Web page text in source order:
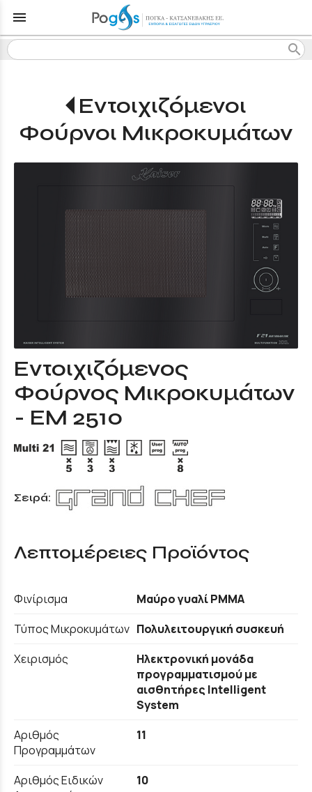
menu
search
Εντοιχιζόμενοι
Φούρνοι Μικροκυμάτων
Εντοιχιζόμενος
Φούρνος Μικροκυμάτων
- EM 2510
Σειρά:
Λεπτομέρειες Προϊόντος
Φινίρισμα
Μαύρο γυαλί PMMA
Τύπος Μικροκυμάτων Πολυλειτουργική συσκευή
Χειρισμός
Ηλεκτρονική μονάδα
προγραμματισμού με
αισθητήρες Intelligent
System
Αριθμός
Προγραμμάτων
11
Αριθμός Ειδικών
10